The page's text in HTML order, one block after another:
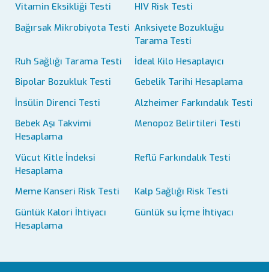
Vitamin Eksikliği Testi
HIV Risk Testi
Bağırsak Mikrobiyota Testi Anksiyete Bozukluğu
Tarama Testi
Ruh Sağlığı Tarama Testi
İdeal Kilo Hesaplayıcı
Bipolar Bozukluk Testi
Gebelik Tarihi Hesaplama
İnsülin Direnci Testi
Alzheimer Farkındalık Testi
Bebek Aşı Takvimi
Hesaplama
Menopoz Belirtileri Testi
Vücut Kitle İndeksi
Hesaplama
Reflü Farkındalık Testi
Meme Kanseri Risk Testi
Kalp Sağlığı Risk Testi
Günlük Kalori İhtiyacı
Hesaplama
Günlük su İçme İhtiyacı